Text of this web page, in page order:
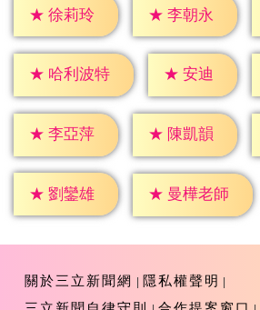
★ 徐莉玲 ★ 李朝永
★ 哈利波特 ★ 安迪
★ 李亞萍 ★ 陳凱韻
★ 劉鑾雄 ★ 曼樺老師
關於三立新聞網
隱私權聲明